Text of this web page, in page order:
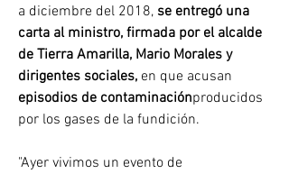
a diciembre del 2018, se entregó una
carta al ministro, firmada por el alcalde
de Tierra Amarilla, Mario Morales y
dirigentes sociales,
episodios de contaminaciónproducidos
por los gases de la fundición.
"Ayer vivimos un evento de